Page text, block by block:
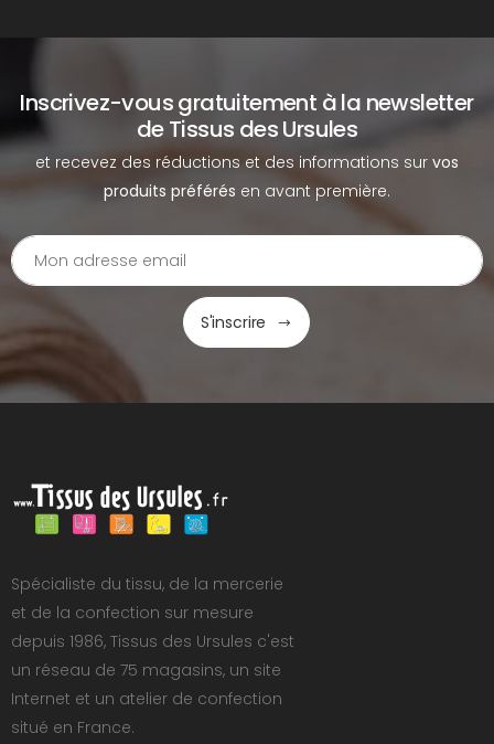
Inscrivez-vous gratuitement à la newsletter
de Tissus des Ursules
et recevez des réductions et des informations sur vos
produits préférés en avant première.
S'inscrire
Spécialiste du tissu, de la mercerie
et de la confection sur mesure
depuis 1986, Tissus des Ursules c'est
un réseau de 75 magasins, un site
Internet et un atelier de confection
situé en France.